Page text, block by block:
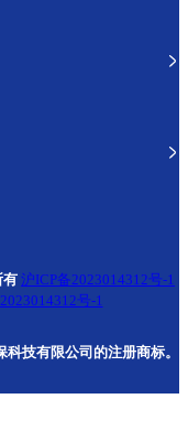
有 沪ICP备2023014312号-1
号-1
科技有限公司的注册商标。